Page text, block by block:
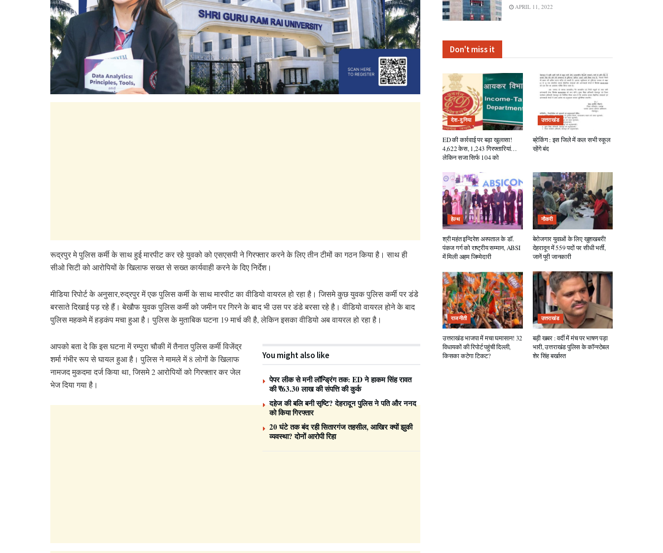
रूद्रपुर मे पुलिस कर्मी के साथ हुई मारपीट कर रहे युवको को एसएसपी ने गिरफ्तार करने के लिए तीन टीमों का गठन किया है। साथ ही
सीओ सिटी को आरोपियों के खिलाफ सख्त से सख्त कार्यवाही करने के दिए निर्देश।
मीडिया रिपोर्ट के अनुसार,रुद्रपुर में एक पुलिस कर्मी के साथ मारपीट का वीडियो वायरल हो रहा है। जिसमे कुछ युवक पुलिस कर्मी पर डंडे
बरसाते दिखाई पड़ रहे हैं। बेखौफ युवक पुलिस कर्मी को जमीन पर गिरने के बाद भी उस पर डंडे बरसा रहे है। वीडियो वायरल होने के बाद
पुलिस महकमे में हड़कंप मचा हुआ है। पुलिस के मुताबिक घटना 19 मार्च की है, लेकिन इसका वीडियो अब वायरल हो रहा है।
You might also like
पेपर लीक से मनी लॉन्ड्रिंग तक: ED ने हाकम सिंह रावत
की ₹63.30 लाख की संपत्ति की कुर्क
दहेज की बलि बनी सृष्टि? देहरादून पुलिस ने पति और ननद
को किया गिरफ्तार
20 घंटे तक बंद रही सितारगंज तहसील, आखिर क्यों झुकी
व्यवस्था? दोनों आरोपी रिहा
आपको बता दे कि इस घटना में रम्पुरा चौकी में तैनात पुलिस कर्मी विजेंद्र
शर्मा गंभीर रूप से घायल हुआ है। पुलिस ने मामले में 8 लोगों के खिलाफ
नामजद मुकदमा दर्ज किया था, जिसमे 2 आरोपियों को गिरफ्तार कर जेल
भेज दिया गया है।
APRIL 11, 2022
Don't miss it
देश-दुनिया
ED की कार्रवाई पर बड़ा खुलासा!
4,622 केस, 1,243 गिरफ्तारियां…
लेकिन सजा सिर्फ 104 को
उत्तराखंड
ब्रेकिंग : इस जिले में कल सभी स्कूल
रहेंगे बंद
हेल्थ
श्री महंत इन्दिरेश अस्पताल के डॉ.
पंकज गर्ग को राष्ट्रीय सम्मान, ABSI
में मिली अहम जिम्मेदारी
नौकरी
बेरोजगार युवाओं के लिए खुशखबरी!
देहरादून में 559 पदों पर सीधी भर्ती,
जानें पूरी जानकारी
राजनीती
उत्तराखंड भाजपा में मचा घमासान! 32
विधायकों की रिपोर्ट पहुंची दिल्ली,
किसका कटेगा टिकट?
उत्तराखंड
बड़ी खबर : वर्दी में मंच पर भाषण पड़ा
भारी, उत्तराखंड पुलिस के कॉन्स्टेबल
शेर सिंह बर्खास्त